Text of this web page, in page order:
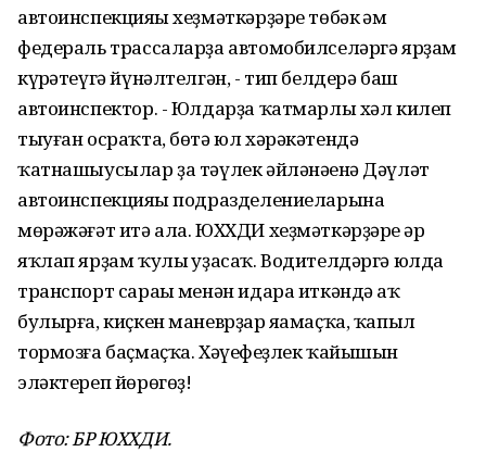
автоинспекцияһы хеҙмәткәрҙәре төбәк һәм
федераль трассаларҙа автомобилселәргә ярҙам
күрһәтеүгә йүнәлтелгән, - тип белдерә баш
автоинспектор. - Юлдарҙа ҡатмарлы хәл килеп
тыуған осраҡта, бөтә юл хәрәкәтендә
ҡатнашыусылар ҙа тәүлек әйләнәһенә Дәүләт
автоинспекцияһы подразделениеларына
мөрәжәғәт итә ала. ЮХХДИ хеҙмәткәрҙәре һәр
яҡлап ярҙам ҡулы һуҙасаҡ. Водителдәргә юлда
транспорт сараһы менән идара иткәндә һаҡ
булырға, киҫкен маневрҙар яһамаҫҡа, ҡапыл
тормозға баҫмаҫҡа. Хәүефһеҙлек ҡайышын
эләктереп йөрөгөҙ!
Фото: БР ЮХХДИ.